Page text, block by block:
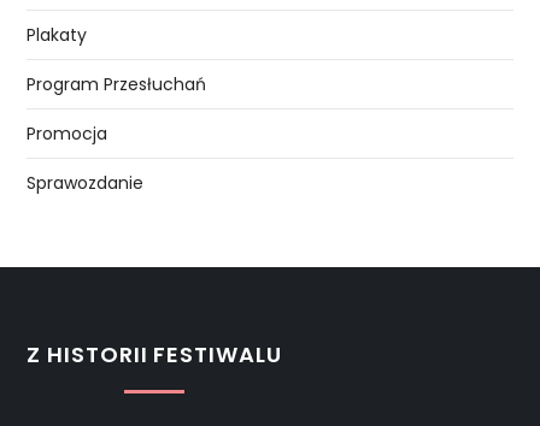
Plakaty
Program Przesłuchań
Promocja
Sprawozdanie
Z HISTORII FESTIWALU